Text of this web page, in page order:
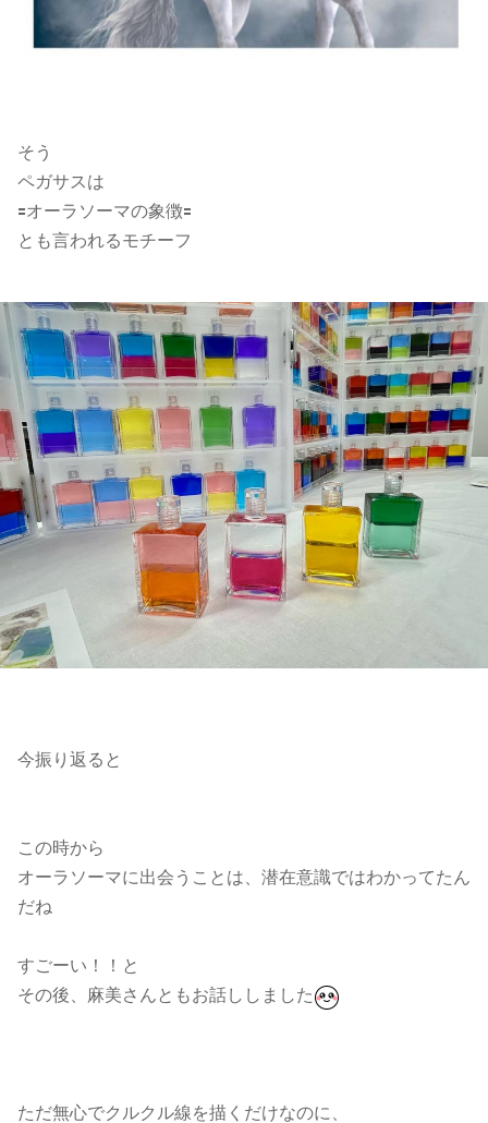
そう
ペガサスは
🟰オーラソーマの象徴🟰
とも言われるモチーフ
今振り返ると
この時から
オーラソーマに出会うことは、潜在意識ではわかってたん
だね
すごーい！！と
その後、麻美さんともお話ししました
ただ無心でクルクル線を描くだけなのに、